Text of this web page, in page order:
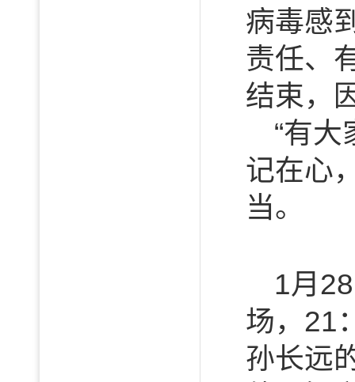
病毒感
责任、
结束，
“有
记在心
当。
1月
场，21
孙长远